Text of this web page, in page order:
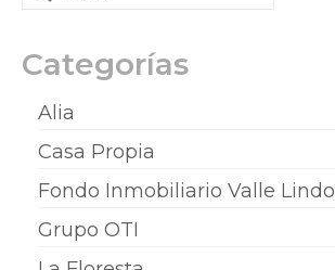
Categorías
Alia
Casa Propia
Fondo Inmobiliario Valle Lindo
Grupo OTI